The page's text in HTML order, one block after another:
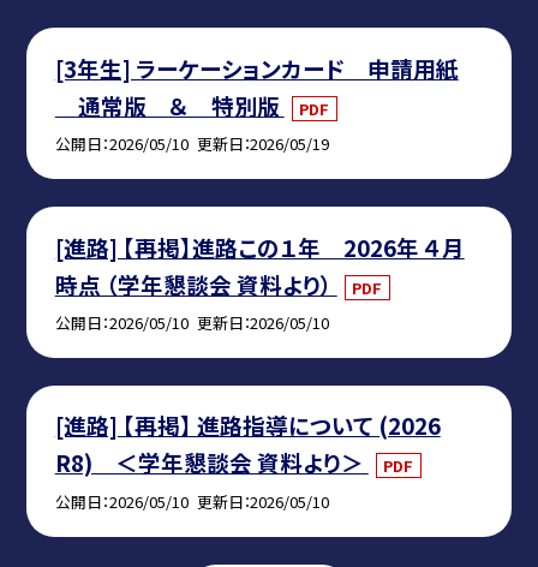
[3年生] ラーケーションカード 申請用紙
通常版 ＆ 特別版
PDF
公開日 2026/05/10 更新日 2026/05/19
[進路] 【再掲】進路この１年 2026年 ４月
時点 （学年懇談会 資料より）
PDF
公開日 2026/05/10 更新日 2026/05/10
[進路] 【再掲】 進路指導について (2026
R8) ＜学年懇談会 資料より＞
PDF
公開日 2026/05/10 更新日 2026/05/10